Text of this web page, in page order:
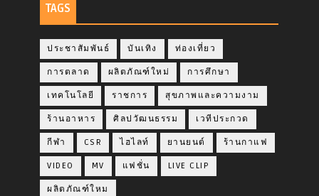
TAGS
ประชาสัมพันธ์ บันเทิง ท่องเที่ยว
การตลาด ผลิตภัณฑ์ใหม่ การศึกษา
เทคโนโลยี ราชการ สุขภาพและความงาม
ร้านอาหาร ศิลปวัฒนธรรม เวทีประกวด
กีฬา CSR ไฮไลท์ ยานยนต์ ร้านกาแฟ
VIDEO MV แฟชั่น LIVE CLIP
ผลิตภัณฑ์ใหม